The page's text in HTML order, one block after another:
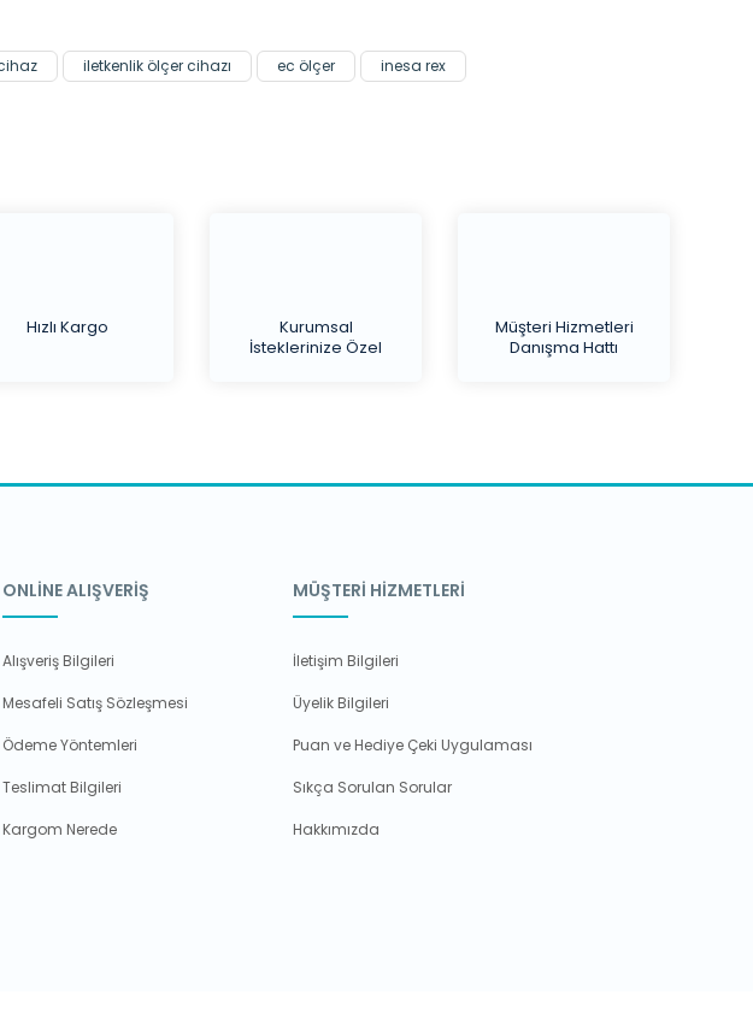
iletkenlik ölçer cihazı ec ölçer inesa rex
Hızlı Kargo
Kurumsal
İsteklerinize Özel
Müşteri Hizmetleri
Danışma Hattı
ONLİNE ALIŞVERİŞ
Alışveriş Bilgileri
Mesafeli Satış Sözleşmesi
Ödeme Yöntemleri
Teslimat Bilgileri
Kargom Nerede
MÜŞTERİ HİZMETLERİ
İletişim Bilgileri
Üyelik Bilgileri
Puan ve Hediye Çeki Uygulaması
Sıkça Sorulan Sorular
Hakkımızda